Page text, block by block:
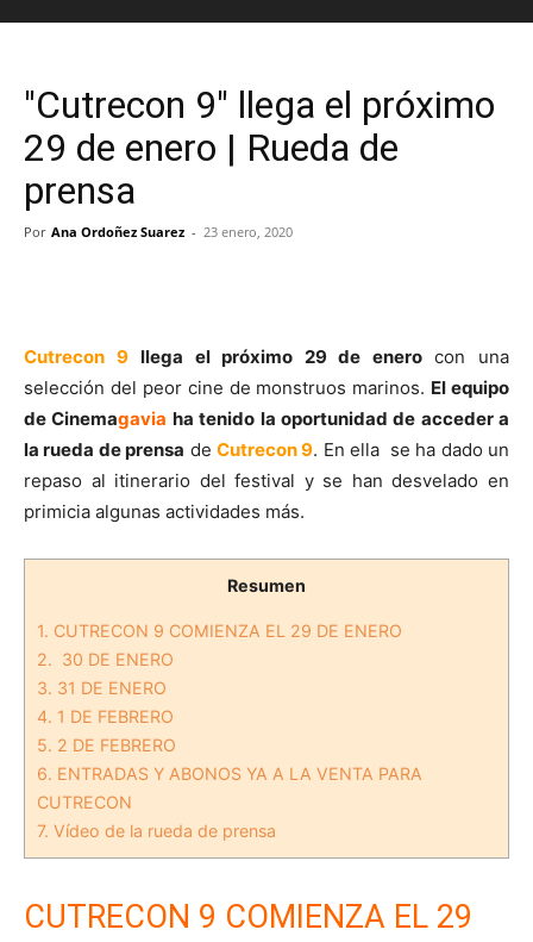
"Cutrecon 9" llega el próximo
29 de enero | Rueda de
prensa
Por Ana Ordoñez Suarez - 23 enero, 2020
Cutrecon 9 llega el próximo 29 de enerocon una
selección del peor cine de monstruos marinos. El equipo
de Cinemagavia ha tenido la oportunidad de acceder a
la rueda de prensa de Cutrecon 9. En ella se ha dado un
repaso al itinerario del festival y se han desvelado en
primicia algunas actividades más.
Resumen
1. CUTRECON 9 COMIENZA EL 29 DE ENERO
2. 30 DE ENERO
3. 31 DE ENERO
4. 1 DE FEBRERO
5. 2 DE FEBRERO
6. ENTRADAS Y ABONOS YA A LA VENTA PARA
CUTRECON
7. Vídeo de la rueda de prensa
CUTRECON 9 COMIENZA EL 29